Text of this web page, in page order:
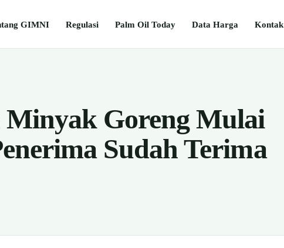
GIMNI Regulasi Palm Oil Today Data Harga Kontak
Minyak Goreng Mulai
Sudah Terima